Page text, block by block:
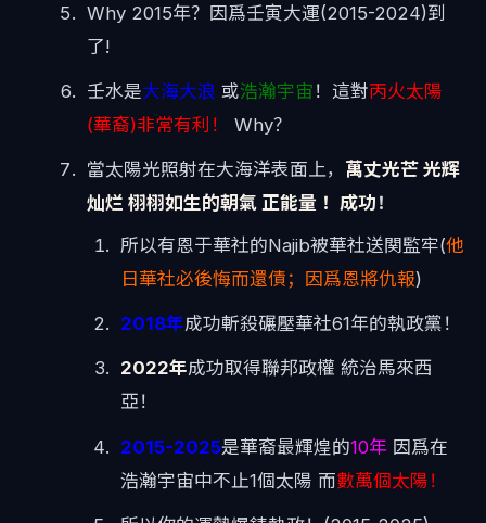
Why 2015年？因爲壬寅大運(2015-2024)到
了!
壬水是大海大浪 或浩瀚宇宙 ！這對丙火太陽
(華裔)非常有利！
Why？
當太陽光照射在大海洋表面上， 萬丈光芒 光辉
灿烂 栩栩如生的朝氣 正能量 ！成功 ！
所以有恩于華社的Najib被華社送関監牢(他
日華社必後悔而還債；因爲恩將仇報)
2018年成功斬殺碾壓華社61年的執政黨！
2022年成功取得聯邦政權 統治馬來西
亞！
2015-2025是華裔最輝煌的10年因爲在
浩瀚宇宙中不止1個太陽 而數萬個太陽！